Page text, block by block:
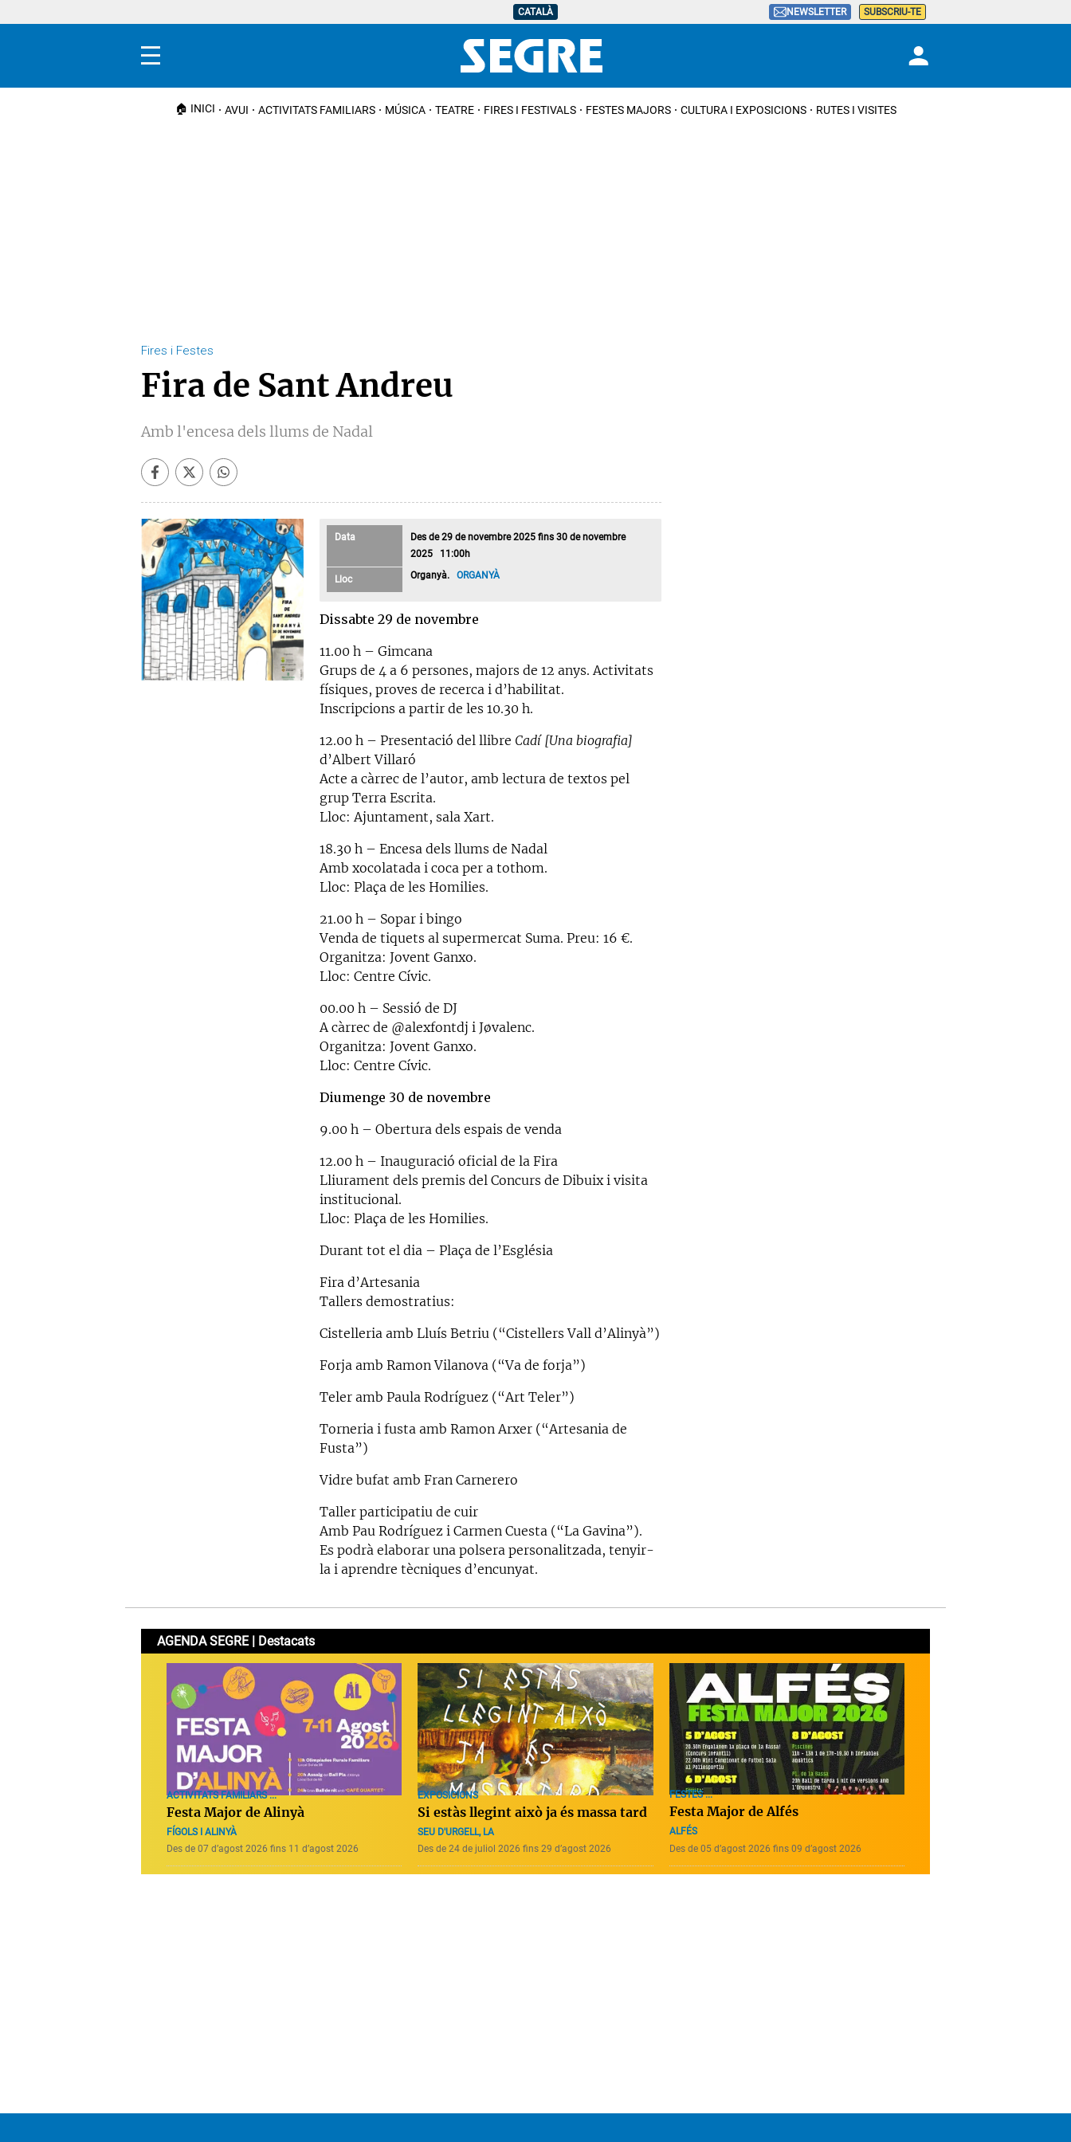
CATALÀ NEWSLETTER SUBSCRIU-TE
Menú
🏠 INICI AVUI ACTIVITATS FAMILIARS MÚSICA TEATRE FIRES I FESTIVALS FESTES MAJORS CULTURA I EXPOSICIONS RUTES I VISITES
Fires i Festes
Fira de Sant Andreu
Amb l'encesa dels llums de Nadal
Data
Des de 29 de novembre 2025 fins 30 de novembre
2025 11:00h
Lloc Organyà. ORGANYÀ
Dissabte 29 de novembre
11.00 h – Gimcana
Grups de 4 a 6 persones, majors de 12 anys. Activitats
físiques, proves de recerca i d’habilitat.
Inscripcions a partir de les 10.30 h.
12.00 h – Presentació del llibre Cadí [Una biografia]
d’Albert Villaró
Acte a càrrec de l’autor, amb lectura de textos pel
grup Terra Escrita.
Lloc: Ajuntament, sala Xart.
18.30 h – Encesa dels llums de Nadal
Amb xocolatada i coca per a tothom.
Lloc: Plaça de les Homilies.
21.00 h – Sopar i bingo
Venda de tiquets al supermercat Suma. Preu: 16 €.
Organitza: Jovent Ganxo.
Lloc: Centre Cívic.
00.00 h – Sessió de DJ
A càrrec de @alexfontdj i Jøvalenc.
Organitza: Jovent Ganxo.
Lloc: Centre Cívic.
Diumenge 30 de novembre
9.00 h – Obertura dels espais de venda
12.00 h – Inauguració oficial de la Fira
Lliurament dels premis del Concurs de Dibuix i visita
institucional.
Lloc: Plaça de les Homilies.
Durant tot el dia – Plaça de l’Església
Fira d’Artesania
Tallers demostratius:
Cistelleria amb Lluís Betriu (“Cistellers Vall d’Alinyà”)
Forja amb Ramon Vilanova (“Va de forja”)
Teler amb Paula Rodríguez (“Art Teler”)
Torneria i fusta amb Ramon Arxer (“Artesania de
Fusta”)
Vidre bufat amb Fran Carnerero
Taller participatiu de cuir
Amb Pau Rodríguez i Carmen Cuesta (“La Gavina”).
Es podrà elaborar una polsera personalitzada, tenyir-
la i aprendre tècniques d’encunyat.
AGENDA SEGRE | Destacats
ACTIVITATS FAMILIARS ...
Festa Major de Alinyà
FÍGOLS I ALINYÀ
Des de 07 d’agost 2026 fins 11 d’agost 2026
EXPOSICIONS
Si estàs llegint això ja és massa tard
SEU D'URGELL, LA
Des de 24 de juliol 2026 fins 29 d’agost 2026
FESTES ...
Festa Major de Alfés
ALFÉS
Des de 05 d’agost 2026 fins 09 d’agost 2026